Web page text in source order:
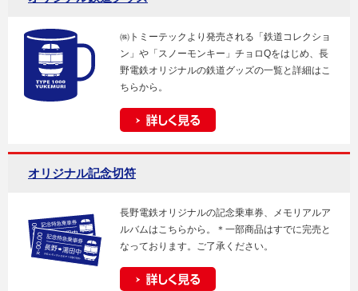
㈱トミーテックより発売される「鉄道コレクショ
ン」や「スノーモンキー」チョロQをはじめ、長
野電鉄オリジナルの鉄道グッズの一覧と詳細はこ
ちらから。
オリジナル記念切符
長野電鉄オリジナルの記念乗車券、メモリアルア
ルバムはこちらから。＊一部商品はすでに完売と
なっております。ご了承ください。